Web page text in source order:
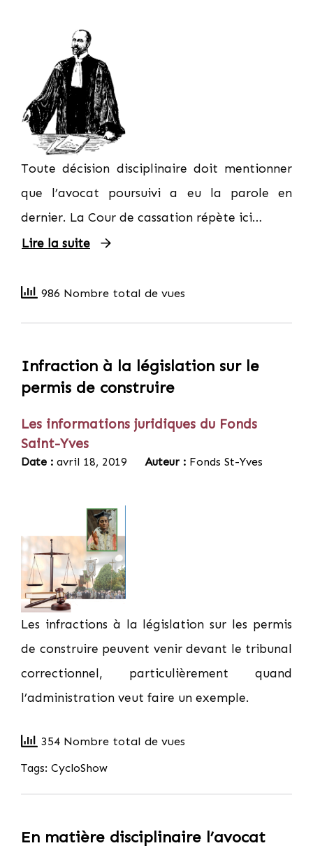
Toute décision disciplinaire doit mentionner
que l’avocat poursuivi a eu la parole en
dernier. La Cour de cassation répète ici…
Lire la suite
986 Nombre total de vues
Infraction à la législation sur le
permis de construire
Les informations juridiques du Fonds
Saint-Yves
Date : avril 18, 2019 Auteur : Fonds St-Yves
Les infractions à la législation sur les permis
de construire peuvent venir devant le tribunal
correctionnel, particulièrement quand
l’administration veut faire un exemple.
354 Nombre total de vues
Tags: CycloShow
En matière disciplinaire l’avocat